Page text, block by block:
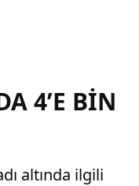
4’E BİN
altında ilgili